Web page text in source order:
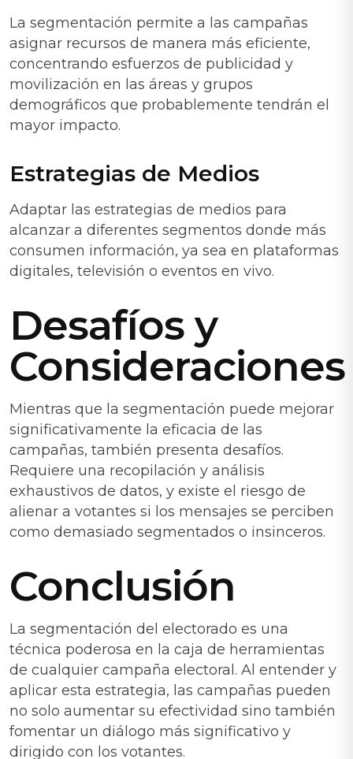
La segmentación permite a las campañas
asignar recursos de manera más eficiente,
concentrando esfuerzos de publicidad y
movilización en las áreas y grupos
demográficos que probablemente tendrán el
mayor impacto.
Estrategias de Medios
Adaptar las estrategias de medios para
alcanzar a diferentes segmentos donde más
consumen información, ya sea en plataformas
digitales, televisión o eventos en vivo.
Desafíos y
Consideraciones
Mientras que la segmentación puede mejorar
significativamente la eficacia de las
campañas, también presenta desafíos.
Requiere una recopilación y análisis
exhaustivos de datos, y existe el riesgo de
alienar a votantes si los mensajes se perciben
como demasiado segmentados o insinceros.
Conclusión
La segmentación del electorado es una
técnica poderosa en la caja de herramientas
de cualquier campaña electoral. Al entender y
aplicar esta estrategia, las campañas pueden
no solo aumentar su efectividad sino también
fomentar un diálogo más significativo y
dirigido con los votantes.